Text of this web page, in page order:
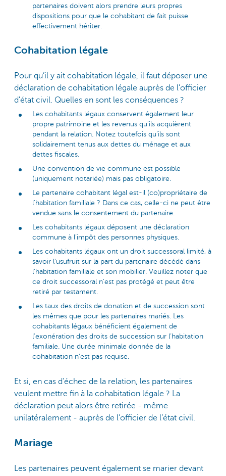
partenaires doivent alors prendre leurs propres
dispositions pour que le cohabitant de fait puisse
effectivement hériter.
Cohabitation légale
Pour qu’il y ait cohabitation légale, il faut déposer une
déclaration de cohabitation légale auprès de l'officier
d'état civil. Quelles en sont les conséquences ?
Les cohabitants légaux conservent également leur
propre patrimoine et les revenus qu'ils acquièrent
pendant la relation. Notez toutefois qu’ils sont
solidairement tenus aux dettes du ménage et aux
dettes fiscales.
Une convention de vie commune est possible
(uniquement notariée) mais pas obligatoire.
Le partenaire cohabitant légal est-il (co)propriétaire de
l’habitation familiale ? Dans ce cas, celle-ci ne peut être
vendue sans le consentement du partenaire.
Les cohabitants légaux déposent une déclaration
commune à l’impôt des personnes physiques.
Les cohabitants légaux ont un droit successoral limité, à
savoir l'usufruit sur la part du partenaire décédé dans
l’habitation familiale et son mobilier. Veuillez noter que
ce droit successoral n'est pas protégé et peut être
retiré par testament.
Les taux des droits de donation et de succession sont
les mêmes que pour les partenaires mariés. Les
cohabitants légaux bénéficient également de
l'exonération des droits de succession sur l’habitation
familiale. Une durée minimale donnée de la
cohabitation n'est pas requise.
Et si, en cas d’échec de la relation, les partenaires
veulent mettre fin à la cohabitation légale ? La
déclaration peut alors être retirée - même
unilatéralement - auprès de l’officier de l’état civil.
Mariage
Les partenaires peuvent également se marier devant